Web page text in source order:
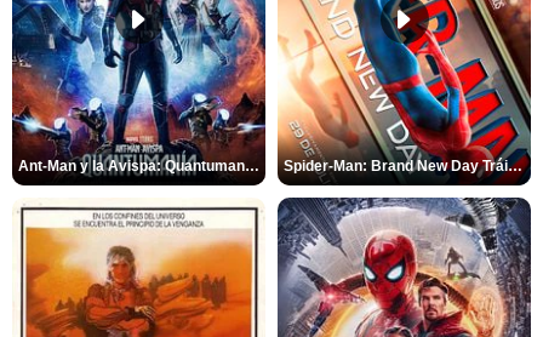
Ant-Man y la Avispa: Quantumanía Tráiler (2) Spider-Man: Brand New Day Tráiler (3)